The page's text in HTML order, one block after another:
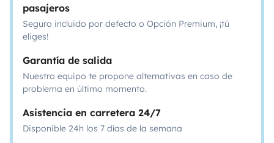
pasajeros
Seguro incluido por defecto o Opción Premium, ¡tú
eliges!
Garantía de salida
Nuestro equipo te propone alternativas en caso de
problema en último momento.
Asistencia en carretera 24/7
Disponible 24h los 7 días de la semana